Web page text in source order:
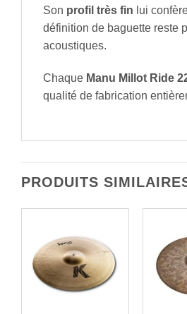
Son profil très fin lui
définition de baguette reste
acoustiques.
Chaque Manu Millot Ride
qualité de fabrication
PRODUITS